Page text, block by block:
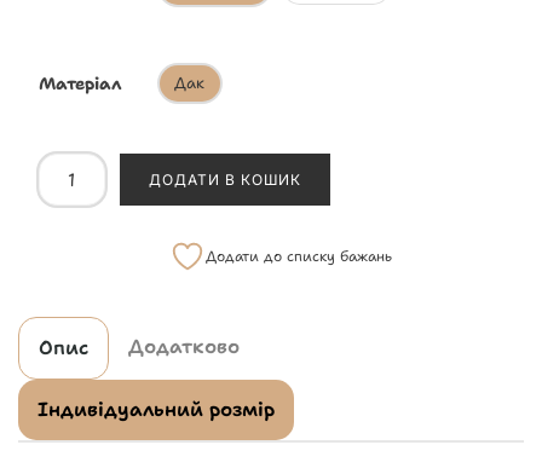
Матеріал Дак
ДОДАТИ В КОШИК
Додати до списку бажань
Опис Додатково
Індивідуальний розмір